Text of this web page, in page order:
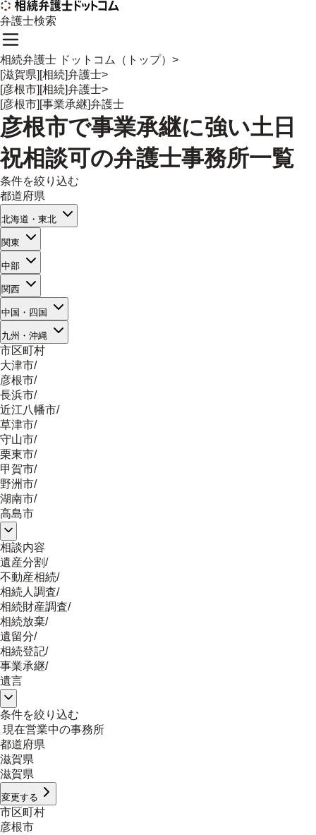
弁護士検索
相続弁護士 ドットコム（トップ） >
[滋賀県][相続]弁護士>
[彦根市][相続]弁護士>
[彦根市][事業承継]弁護士
彦根市で事業承継に強い土日
祝相談可の弁護士事務所一覧
条件を絞り込む
都道府県
北海道・東北
関東
中部
関西
中国・四国
九州・沖縄
市区町村
大津市/
彦根市/
長浜市/
近江八幡市/
草津市/
守山市/
栗東市/
甲賀市/
野洲市/
湖南市/
高島市
相談内容
遺産分割/
不動産相続/
相続人調査/
相続財産調査/
相続放棄/
遺留分/
相続登記/
事業承継/
遺言
条件を絞り込む
現在営業中の事務所
都道府県
滋賀県
滋賀県
変更する
市区町村
彦根市